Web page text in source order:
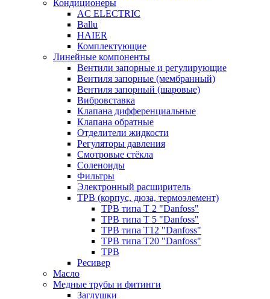
Кондиционеры
AC ELECTRIC
Ballu
HAIER
Комплектующие
Линейные компоненты
Вентили запорные и регулирующие
Вентиля запорные (мембранный)
Вентиля запорный (шаровые)
Вибровставка
Клапана дифференциальные
Клапана обратные
Отделители жидкости
Регуляторы давления
Смотровые стёкла
Соленоиды
Фильтры
Электронный расширитель
ТРВ (корпус, дюза, термоэлемент)
ТРВ типа Т 2 "Danfoss"
ТРВ типа Т 5 "Danfoss"
ТРВ типа Т12 "Danfoss"
ТРВ типа Т20 "Danfoss"
ТРВ
Ресивер
Масло
Медные трубы и фитинги
Заглушки